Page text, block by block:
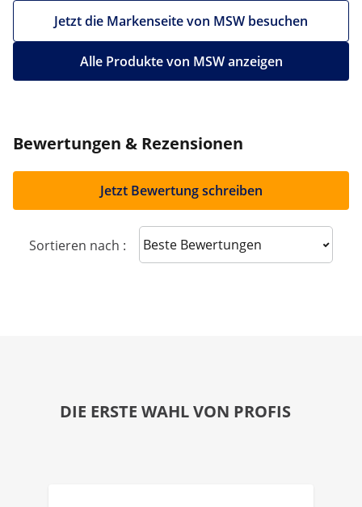
Jetzt die Markenseite von MSW besuchen
Alle Produkte von MSW anzeigen
Bewertungen & Rezensionen
Jetzt Bewertung schreiben
Sortieren nach : Sort reviews
DIE ERSTE WAHL VON PROFIS